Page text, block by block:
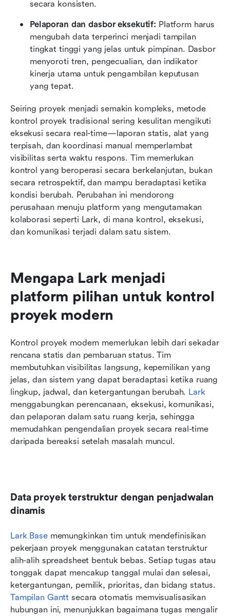
secara konsisten.
Pelaporan dan dasbor eksekutif: Platform harus
mengubah data terperinci menjadi tampilan
tingkat tinggi yang jelas untuk pimpinan. Dasbor
menyoroti tren, pengecualian, dan indikator
kinerja utama untuk pengambilan keputusan
yang tepat.
Seiring proyek menjadi semakin kompleks, metode
kontrol proyek tradisional sering kesulitan mengikuti
eksekusi secara real-time—laporan statis, alat yang
terpisah, dan koordinasi manual memperlambat
visibilitas serta waktu respons. Tim memerlukan
kontrol yang beroperasi secara berkelanjutan, bukan
secara retrospektif, dan mampu beradaptasi ketika
kondisi berubah. Perubahan ini mendorong
perusahaan menuju platform yang mengutamakan
kolaborasi seperti Lark, di mana kontrol, eksekusi,
dan komunikasi terjadi dalam satu sistem.
Mengapa Lark menjadi
platform pilihan untuk kontrol
proyek modern
Kontrol proyek modern memerlukan lebih dari sekadar
rencana statis dan pembaruan status. Tim
membutuhkan visibilitas langsung, kepemilikan yang
jelas, dan sistem yang dapat beradaptasi ketika ruang
lingkup, jadwal, dan ketergantungan berubah. Lark
menggabungkan perencanaan, eksekusi, komunikasi,
dan pelaporan dalam satu ruang kerja, sehingga
memudahkan pengendalian proyek secara real-time
daripada bereaksi setelah masalah muncul.
Data proyek terstruktur dengan penjadwalan
dinamis
Lark Base memungkinkan tim untuk mendefinisikan
pekerjaan proyek menggunakan catatan terstruktur
alih-alih spreadsheet bentuk bebas. Setiap tugas atau
tonggak dapat mencakup tanggal mulai dan selesai,
Tampilan Gantt secara otomatis memvisualisasikan
hubungan ini, menunjukkan bagaimana tugas mengalir